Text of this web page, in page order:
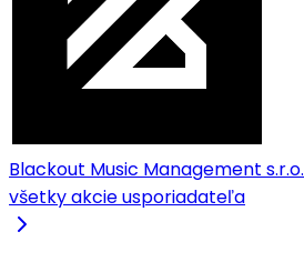
Blackout Music Management s.r.o.
všetky akcie usporiadateľa